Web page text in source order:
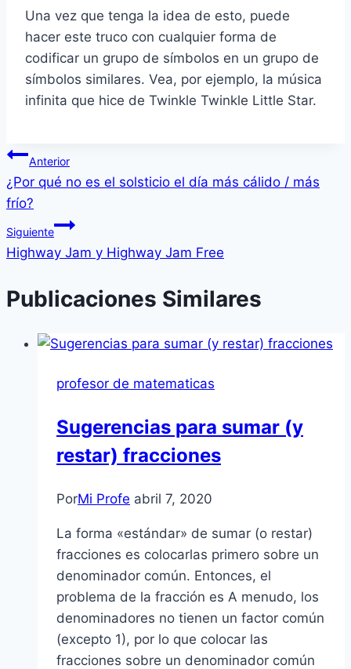
Una vez que tenga la idea de esto, puede
hacer este truco con cualquier forma de
codificar un grupo de símbolos en un grupo de
símbolos similares. Vea, por ejemplo, la música
infinita que hice de Twinkle Twinkle Little Star.
Navegación
de
entradas
Anterior
¿Por qué no es el solsticio el día más cálido / más
frío?
Siguiente
Highway Jam y Highway Jam Free
Publicaciones Similares
profesor de matematicas
Sugerencias para sumar (y
restar) fracciones
PorMi Profe abril 7, 2020
La forma «estándar» de sumar (o restar)
fracciones es colocarlas primero sobre un
denominador común. Entonces, el
problema de la fracción es A menudo, los
denominadores no tienen un factor común
(excepto 1), por lo que colocar las
fracciones sobre un denominador común